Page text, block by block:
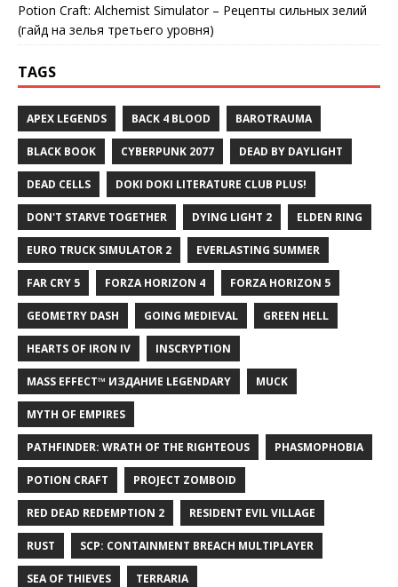
Potion Craft: Alchemist Simulator – Рецепты сильных зелий
(гайд на зелья третьего уровня)
TAGS
APEX LEGENDS BACK 4 BLOOD BAROTRAUMA
BLACK BOOK CYBERPUNK 2077 DEAD BY DAYLIGHT
DEAD CELLS DOKI DOKI LITERATURE CLUB PLUS!
DON'T STARVE TOGETHER DYING LIGHT 2 ELDEN RING
EURO TRUCK SIMULATOR 2 EVERLASTING SUMMER
FAR CRY 5 FORZA HORIZON 4 FORZA HORIZON 5
GEOMETRY DASH GOING MEDIEVAL GREEN HELL
HEARTS OF IRON IV INSCRYPTION
MASS EFFECT™ ИЗДАНИЕ LEGENDARY MUCK
MYTH OF EMPIRES
PATHFINDER: WRATH OF THE RIGHTEOUS PHASMOPHOBIA
POTION CRAFT PROJECT ZOMBOID
RED DEAD REDEMPTION 2 RESIDENT EVIL VILLAGE
RUST SCP: CONTAINMENT BREACH MULTIPLAYER
SEA OF THIEVES TERRARIA